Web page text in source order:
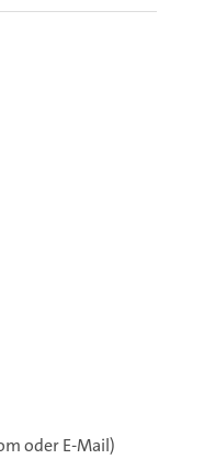
oder E-Mail)